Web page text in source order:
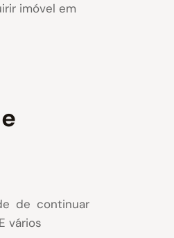
imóvel em
de continuar
vários